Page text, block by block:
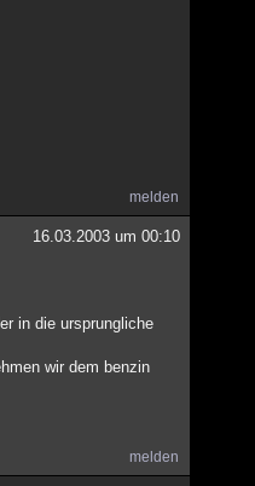
melden
16.03.2003 um 00:10
in die ursprungliche
wir dem benzin
melden